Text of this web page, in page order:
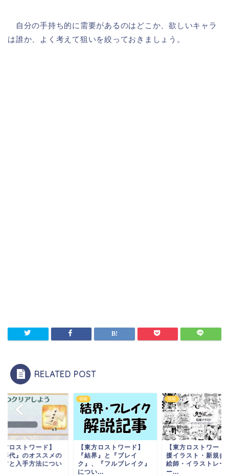
自分の手持ち的に需要があるのはどこか、欲しいキャラ
は誰か、よく考えて狙いを絞っておきましょう。
RELATED POST
方ロストワード】
形代』のオススメの
方と入手方法につい
情報
【東方ロストワード】
『結界』と『ブレイ
ク』、『フルブレイク』
につい...
情報
【東方ロストワード
援イラスト・新規参
絵師・イラストレー
ー...